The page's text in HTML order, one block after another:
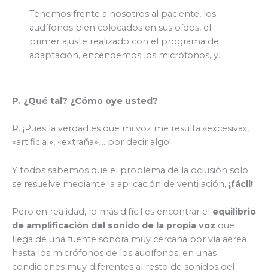
Tenemos frente a nosotros al paciente, los
audífonos bien colocados en sus oídos, el
primer ajuste realizado con el programa de
adaptación, encendemos los micrófonos, y…
P. ¿Qué tal? ¿Cómo oye usted?
R. ¡Pues la verdad es que mi voz me resulta «excesiva»,
«artificial», «extraña»,… por decir algo!
Y todos sabemos que el problema de la oclusión solo
se resuelve mediante la aplicación de ventilación, ¡fácil!
Pero en realidad, lo más difícil es encontrar el equilibrio
de amplificación del sonido de la propia voz que
llega de una fuente sonora muy cercana por vía aérea
hasta los micrófonos de los audífonos, en unas
condiciones muy diferentes al resto de sonidos del